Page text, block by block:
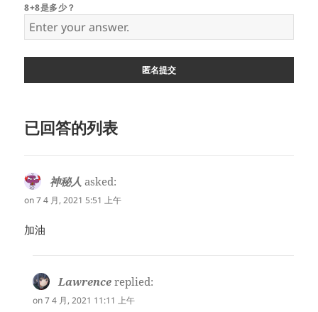
8+8是多少？
已回答的列表
神秘人 asked:
on 7 4 月, 2021 5:51 上午
加油
Lawrence replied:
on 7 4 月, 2021 11:11 上午